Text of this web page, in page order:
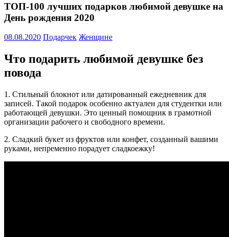
ТОП-100 лучших подарков любимой девушке на
День рождения 2020
08.08.2020 Подарчек Женщине
Что подарить любимой девушке без
повода
1. Стильный блокнот или датированный ежедневник для
записей. Такой подарок особенно актуален для студентки или
работающей девушки. Это ценный помощник в грамотной
организации рабочего и свободного времени.
2. Сладкий букет из фруктов или конфет, созданный вашими
руками, непременно порадует сладкоежку!